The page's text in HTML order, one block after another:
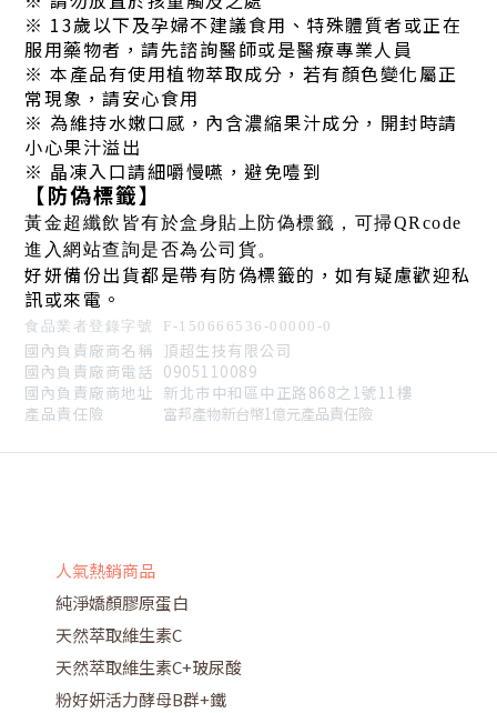
※ 13歲以下及孕婦不建議食用、特殊體質者或正在
服用藥物者，請先諮詢醫師或是醫療專業人員
※ 本產品有使用植物萃取成分，若有顏色變化屬正
常現象，請安心食用
※ 為維持水嫩口感，內含濃縮果汁成分，開封時請
小心果汁溢出
※ 晶凍入口請細嚼慢嚥，避免噎到
【防偽標籤】
黃金超纖飲皆有於盒身貼上防偽標籤，可掃QRcode
進入網站查詢是否為公司貨。
好妍備份出貨都是帶有防偽標籤的，如有疑慮歡迎私
訊或來電。
食品業者登錄字號 F-150666536-00000-0
國內負責廠商名稱 頂超生技有限公司
國內負責廠商電話 0905110089
國內負責廠商地址 新北市中和區中正路868之1號11樓
產品責任險 富邦產物新台幣1億元產品責任險
人氣熱銷商品
純淨嬌顏膠原蛋白
天然萃取維生素C
天然萃取維生素C+玻尿酸
粉好妍活力酵母B群+鐵